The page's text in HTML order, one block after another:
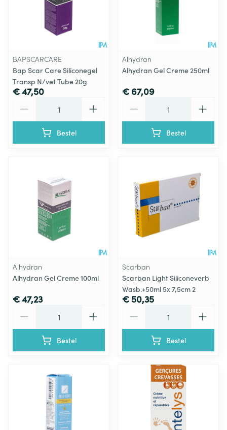
BAPSCARCARE
Bap Scar Care Siliconegel
Transp N/vet Tube 20g
€ 47,50
Bestel
Alhydran
Alhydran Gel Creme 250ml
€ 67,09
Bestel
Alhydran
Alhydran Gel Creme 100ml
€ 47,23
Bestel
Scarban
Scarban Light Siliconeverb
Wasb.+50ml 5x 7,5cm 2
€ 50,35
Bestel